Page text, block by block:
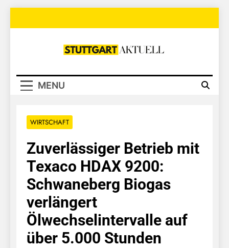
Stuttgart
MENU
WIRTSCHAFT
Zuverlässiger Betrieb mit
Texaco HDAX 9200:
Schwaneberg Biogas
verlängert
Ölwechselintervalle auf
über 5.000 Stunden